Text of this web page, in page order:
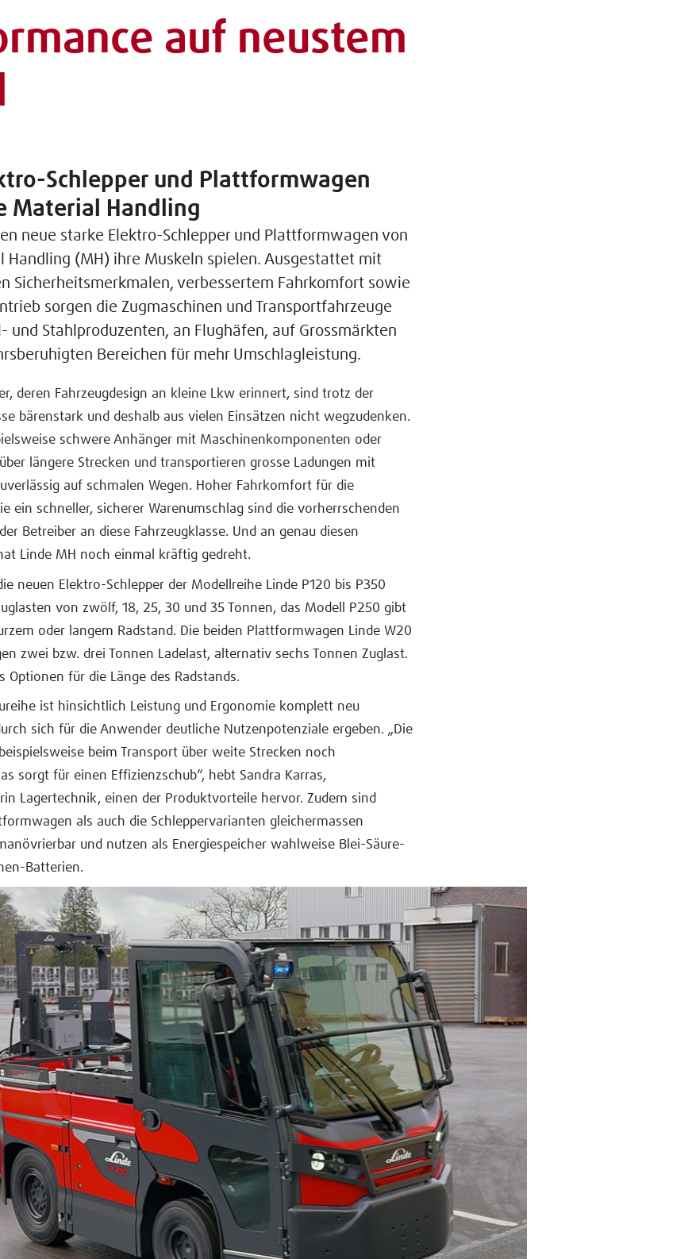
auf neustem
Schlepper und Plattformwagen
Material Handling
neue starke Elektro-Schlepper und Plattformwagen von
Handling (MH) ihre Muskeln spielen. Ausgestattet mit
Sicherheitsmerkmalen, verbessertem Fahrkomfort sowie
sorgen die Zugmaschinen und Transportfahrzeuge
und Stahlproduzenten, an Flughäfen, auf Grossmärkten
Bereichen für mehr Umschlagleistung.
deren Fahrzeugdesign an kleine Lkw erinnert, sind trotz der
bärenstark und deshalb aus vielen Einsätzen nicht wegzudenken.
schwere Anhänger mit Maschinenkomponenten oder
längere Strecken und transportieren grosse Ladungen mit
auf schmalen Wegen. Hoher Fahrkomfort für die
ein schneller, sicherer Warenumschlag sind die vorherrschenden
Betreiber an diese Fahrzeugklasse. Und an genau diesen
Linde MH noch einmal kräftig gedreht.
neuen Elektro-Schlepper der Modellreihe Linde P120 bis P350
von zwölf, 18, 25, 30 und 35 Tonnen, das Modell P250 gibt
oder langem Radstand. Die beiden Plattformwagen Linde W20
zwei bzw. drei Tonnen Ladelast, alternativ sechs Tonnen Zuglast.
Optionen für die Länge des Radstands.
ist hinsichtlich Leistung und Ergonomie komplett neu
sich für die Anwender deutliche Nutzenpotenziale ergeben. „Die
beim Transport über weite Strecken noch
sorgt für einen Effizienzschub“, hebt Sandra Karras,
Lagertechnik, einen der Produktvorteile hervor. Zudem sind
als auch die Schleppervarianten gleichermassen
und nutzen als Energiespeicher wahlweise Blei-Säure-
Batterien.